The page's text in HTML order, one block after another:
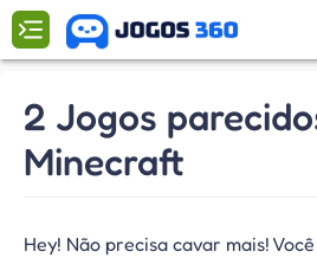
2 Jogos
Minecraft
Hey! Não precisa cavar mais!